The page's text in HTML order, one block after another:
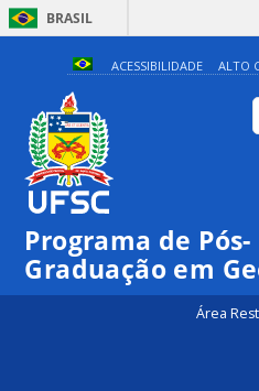
BRASIL
ACESSIBILIDADE ALTO
Programa de Pós-
Graduação em
Área